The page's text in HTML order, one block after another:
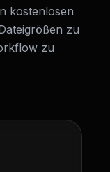
kostenlosen
zu
zu